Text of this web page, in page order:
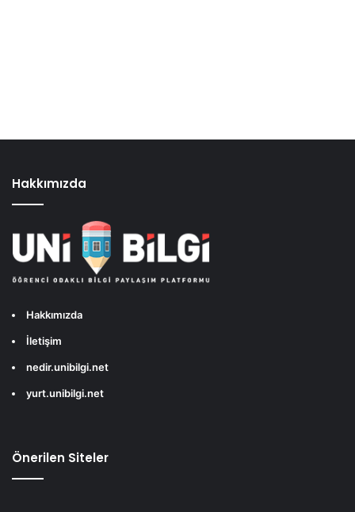
Hakkımızda
Hakkımızda
İletişim
nedir.unibilgi.net
yurt.unibilgi.net
Önerilen Siteler